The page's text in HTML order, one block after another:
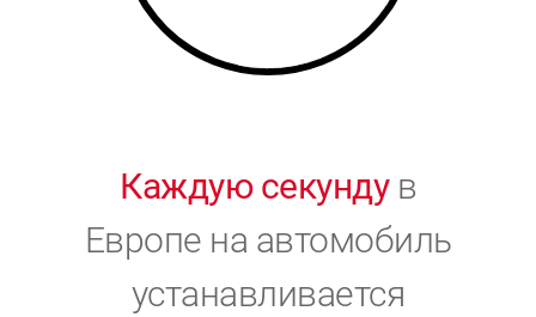
Каждую секундув
Европе на автомобиль
устанавливается